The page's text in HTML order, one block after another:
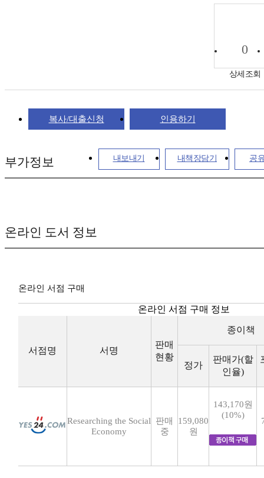
0
상세조회
복사/대출신청 인용하기
내보내기 내책장담기 공
부가정보
온라인 도서 정보
온라인 서점 구매
온라인 서점 구매 정보
서점명 서명
판매
현황
종이책
정가
판매가(할
인율)
Researching the Social
Economy
판매
중
159,080
원
143,170원
(10%)